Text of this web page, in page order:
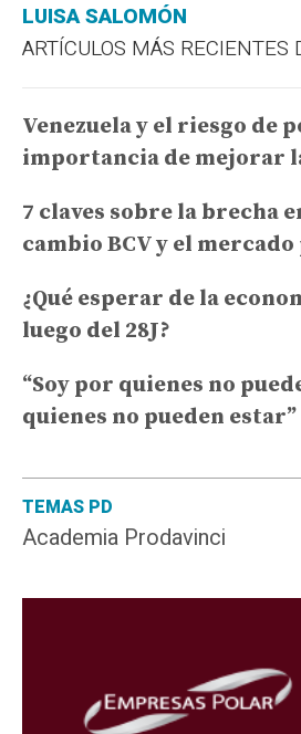
TEMAS PD
Academia Prodavinci
LUISA SALOMÓN
ARTÍCULOS MÁS RECIENTES
Venezuela y el riesgo de
importancia de mejorar
7 claves sobre la brecha
cambio BCV y el
¿Qué esperar de la
luego del 28J?
“Soy por quienes no
quienes no pueden estar”